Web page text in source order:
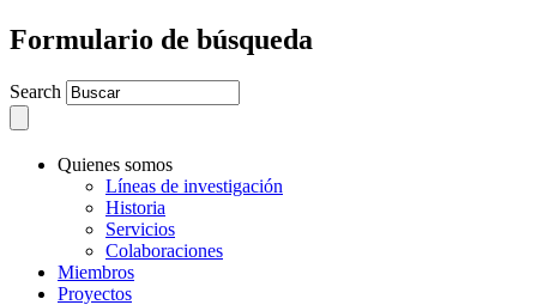
Formulario de búsqueda
Search
Quienes somos
Líneas de investigación
Historia
Servicios
Colaboraciones
Miembros
Proyectos